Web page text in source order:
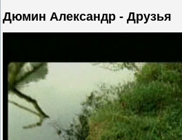
Дюмин Александр - Друзья